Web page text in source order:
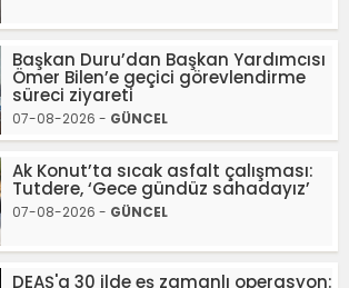
Başkan Duru’dan Başkan Yardımcısı
Ömer Bilen’e geçici görevlendirme
süreci ziyareti
07-08-2026 - GÜNCEL
Ak Konut’ta sıcak asfalt çalışması:
Tutdere, ‘Gece gündüz sahadayız’
07-08-2026 - GÜNCEL
DEAŞ'a 30 ilde eş zamanlı operasyon: